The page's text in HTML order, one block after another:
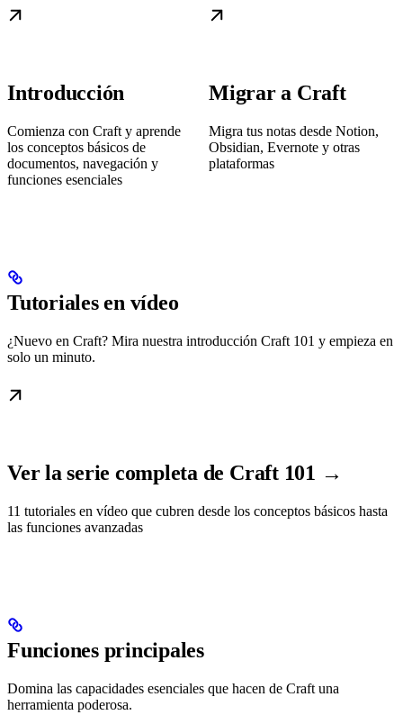
Introducción
Comienza con Craft y aprende
los conceptos básicos de
documentos, navegación y
funciones esenciales
Migrar a Craft
Migra tus notas desde Notion,
Obsidian, Evernote y otras
plataformas
Tutoriales en vídeo
¿Nuevo en Craft? Mira nuestra introducción Craft 101 y empieza en
solo un minuto.
Ver la serie completa de Craft 101 →
11 tutoriales en vídeo que cubren desde los conceptos básicos hasta
las funciones avanzadas
Funciones principales
Domina las capacidades esenciales que hacen de Craft una
herramienta poderosa.